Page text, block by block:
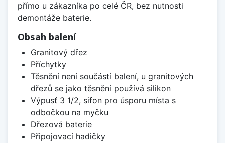
přímo u zákazníka po celé ČR, bez nutnosti
demontáže baterie.
Obsah balení
Granitový dřez
Příchytky
Těsnění není součástí balení, u granitových
dřezů se jako těsnění používá silikon
Výpusť 3 1/2, sifon pro úsporu místa s
odbočkou na myčku
Dřezová baterie
Připojovací hadičky